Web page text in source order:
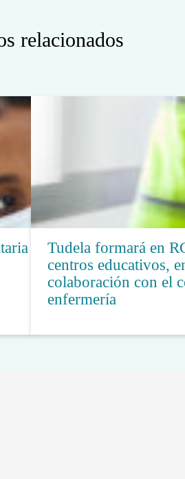
relacionados
y
Tudela formará en
centros educativos,
colaboración con el
enfermería